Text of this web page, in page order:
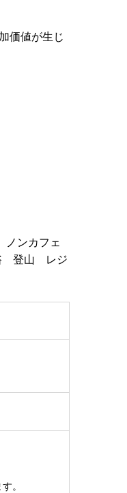
価値が生じ
ンカフェ
登山 レジ
。